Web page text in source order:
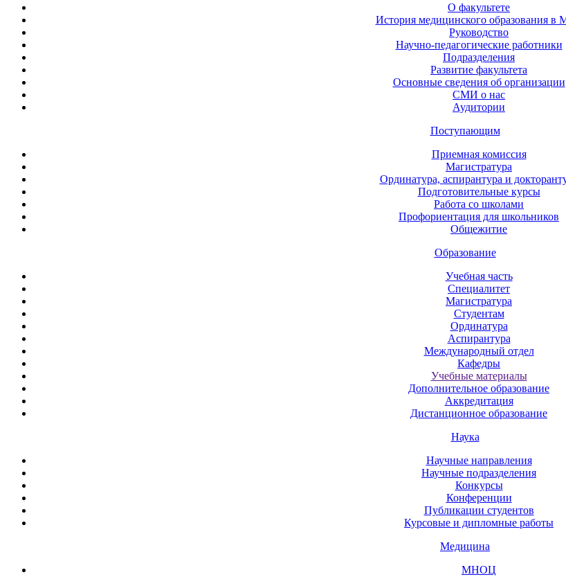
О факультете
История медицинского образования в
Руководство
Научно-педагогические работники
Подразделения
Развитие факультета
Основные сведения об организации
СМИ о нас
Аудитории
Поступающим
Приемная комиссия
Магистратура
Ординатура, аспирантура и
Подготовительные курсы
Работа со школами
Профориентация для школьников
Общежитие
Образование
Учебная часть
Специалитет
Магистратура
Студентам
Ординатура
Аспирантура
Международный отдел
Кафедры
Учебные материалы
Дополнительное образование
Аккредитация
Дистанционное образование
Наука
Научные направления
Научные подразделения
Конкурсы
Конференции
Публикации студентов
Курсовые и дипломные работы
Медицина
МНОЦ